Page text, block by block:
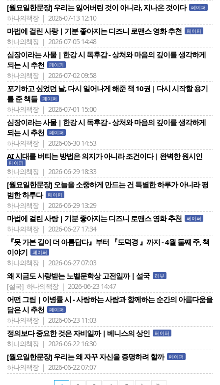
[월요일한문장] 우리는 잃어버린 것이 아니라, 지나온 것이다 페이퍼
하나의책장 | 2026-07-13 12:10
마법에 걸린 사랑 | 기분 좋아지는 디즈니 로맨스 영화 추천 페이퍼
하나의책장 | 2026-07-05 14:48
심장이라는 사물 | 한강 시 독후감 - 상처와 마음의 깊이를 생각하게
되는 시 추천
페이퍼
하나의책장 | 2026-07-02 09:58
포기하고 싶었던 날, 다시 일어나게 해준 책 10권 | 다시 시작할 용기
를 준 책들
페이퍼
하나의책장 | 2026-07-01 15:00
심장이라는 사물 | 한강 시 독후감 - 상처와 마음의 깊이를 생각하게
되는 시 추천
페이퍼
하나의책장 | 2026-06-30 14:53
AI 시대를 버티는 방법은 의지가 아니라 조건이다 | 완벽한 원시인
페이퍼
하나의책장 | 2026-06-29 18:33
[월요일한문장] 오늘을 소중하게 만드는 건 특별한 하루가 아니라 평
범한 하루다 페이퍼
하나의책장 | 2026-06-29 13:29
마법에 걸린 사랑 | 기분 좋아지는 디즈니 로맨스 영화 추천 페이퍼
하나의책장 | 2026-06-27 17:34
『못 가본 길이 더 아름답다』부터 『 도덕경 』까지 - ​4월 둘째 주, 책
이야기
페이퍼
하나의책장 | 2026-06-27 07:03
왜 지금도 사랑받는 노벨문학상 고전일까 | 설국 리뷰
[설국] 하나의책장 | 2026-06-23 14:47
어떤 그림 | 이병률 시 - 사랑하는 사람과 함께하는 순간의 아름다움을
담은 시 추천
페이퍼
하나의책장 | 2026-06-23 11:03
정의보다 중요한 것은 자비일까 | 베니스의 상인 페이퍼
하나의책장 | 2026-06-22 16:30
[월요일한문장] 우리는 왜 자꾸 자신을 증명하려 할까 페이퍼
하나의책장 | 2026-06-22 07:07